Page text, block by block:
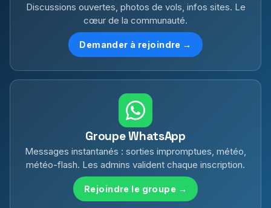
Discussions ouvertes, photos de vols, infos sites. Le
cœur de la communauté.
Demander à rejoindre →
Groupe WhatsApp
Messages instantanés : sorties impromptues, météo,
météo-flash. Les admins valident chaque inscription.
Rejoindre le groupe →